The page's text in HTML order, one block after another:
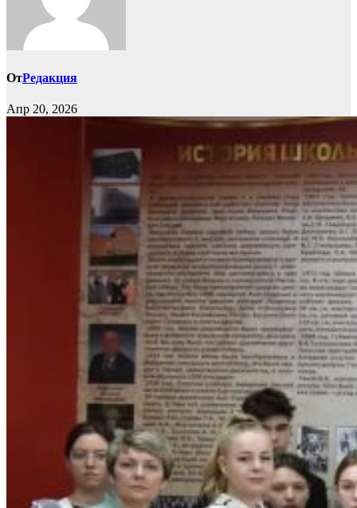
ОтРедакция
Апр 20, 2026